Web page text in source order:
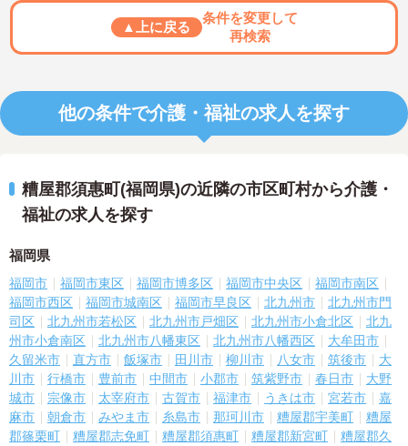
▲上に戻る
条件を変更して
再検索
他の条件で介護・福祉の求人を探す
糟屋郡須惠町(福岡県)の近隣の市区町村から介護・
福祉の求人を探す
福岡県
福岡市 福岡市東区 福岡市博多区 福岡市中央区
福岡市南区
福岡市西区
福岡市城南区 福岡市早良区 北九州市
北九州市門
司区
北九州市若松区 北九州市戸畑区 北九州市小倉北区
北九
州市小倉南区
北九州市八幡東区 北九州市八幡西区
大牟田市
久留米市
直方市 飯塚市 田川市 柳川市 八女市 筑後市
大
川市
行橋市 豊前市 中間市 小郡市 筑紫野市 春日市
大野
城市
宗像市 太宰府市 古賀市 福津市 うきは市 宮若市
嘉
麻市
朝倉市 みやま市 糸島市 那珂川市 糟屋郡宇美町
糟屋
郡篠栗町
糟屋郡志免町 糟屋郡須惠町 糟屋郡新宮町
糟屋郡久